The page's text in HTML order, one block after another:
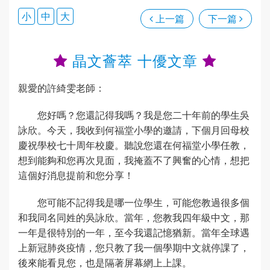
上一篇 下一篇
小 中 大
晶文薈萃 十優文章
親愛的許綺雯老師：
您好嗎？您還記得我嗎？我是您二十年前的學生吳
詠欣。今天，我收到何福堂小學的邀請，下個月回母校
慶祝學校七十周年校慶。聽說您還在何福堂小學任教，
想到能夠和您再次見面，我掩蓋不了興奮的心情，想把
這個好消息提前和您分享！
您可能不記得我是哪一位學生，可能您教過很多個
和我同名同姓的吳詠欣。當年，您教我四年級中文，那
一年是很特別的一年，至今我還記憶猶新。當年全球遇
上新冠肺炎疫情，您只教了我一個學期中文就停課了，
後來能看見您，也是隔著屏幕網上上課。